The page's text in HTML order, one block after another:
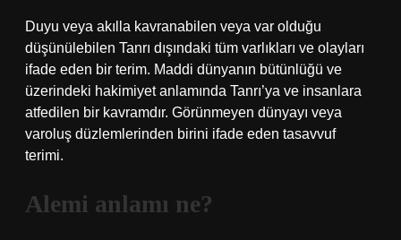
Duyu veya akılla kavranabilen veya var olduğu
düşünülebilen Tanrı dışındaki tüm varlıkları ve olayları
ifade eden bir terim. Maddi dünyanın bütünlüğü ve
üzerindeki hakimiyet anlamında Tanrı’ya ve insanlara
atfedilen bir kavramdır. Görünmeyen dünyayı veya
varoluş düzlemlerinden birini ifade eden tasavvuf
terimi.
Alemi anlamı ne?